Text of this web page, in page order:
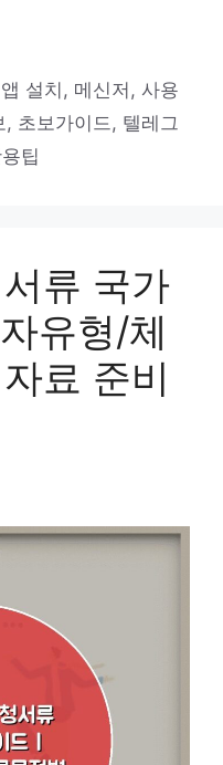
설치 , 메신저 , 사용
, 초보가이드 , 텔레그
팁
류 국가
유형/체
료 준비